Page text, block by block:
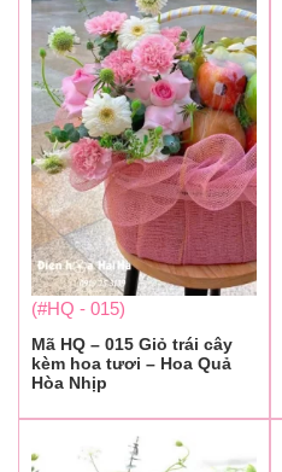
(#HQ - 015)
Mã HQ – 015 Giỏ trái cây
kèm hoa tươi – Hoa Quả
Hòa Nhịp